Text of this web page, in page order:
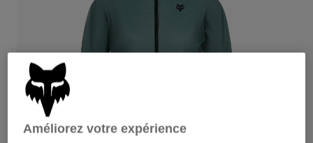
Pantalons
Shorts
Vestes
Gants
Pantalons
Gants
Vestes
Femme
T-shirts et tops
Voir tout
Moto
Améliorez votre expérience